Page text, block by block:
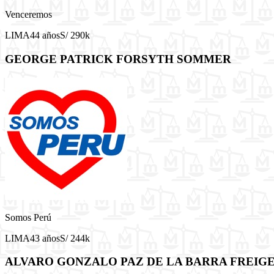
Venceremos
LIMA44 añosS/ 290k
GEORGE PATRICK FORSYTH SOMMER
Somos Perú
LIMA43 añosS/ 244k
ALVARO GONZALO PAZ DE LA BARRA